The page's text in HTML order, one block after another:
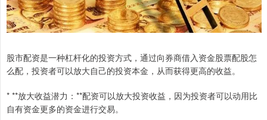
股市配资是一种杠杆化的投资方式，通过向券商借入资金股票配股怎
么配，投资者可以放大自己的投资本金，从而获得更高的收益。
* **放大收益潜力：**配资可以放大投资收益，因为投资者可以动用比
自有资金更多的资金进行交易。